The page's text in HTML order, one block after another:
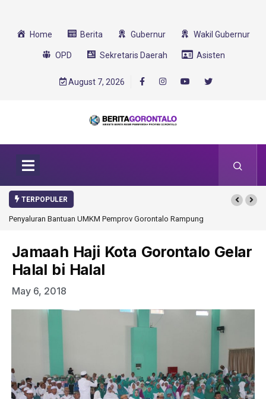
Home Berita Gubernur Wakil Gubernur
OPD Sekretaris Daerah Asisten
August 7, 2026
TERPOPULER
Bantuan UMKM Pemprov Gorontalo RampungGorontalo Ikut Dukung
Jamaah Haji Kota Gorontalo Gelar
Halal bi Halal
May 6, 2018